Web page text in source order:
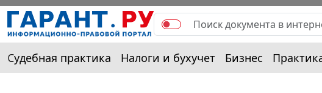
Судебная практика Налоги и бухучет Бизнес